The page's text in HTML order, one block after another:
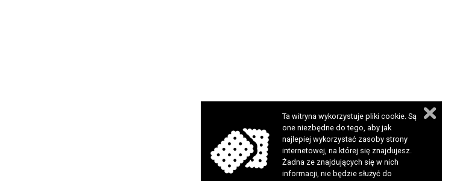
Ta witryna wykorzystuje pliki cookie. Są
one niezbędne do tego, aby jak
najlepiej wykorzystać zasoby strony
internetowej, na której się znajdujesz.
Żadna ze znajdujących się w nich
informacji, nie będzie służyć do